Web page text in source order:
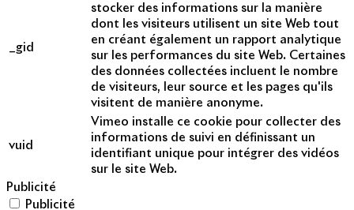
_gid
stocker des informations sur la manière
dont les visiteurs utilisent un site Web tout
en créant également un rapport analytique
sur les performances du site Web. Certaines
des données collectées incluent le nombre
de visiteurs, leur source et les pages qu'ils
visitent de manière anonyme.
vuid
Vimeo installe ce cookie pour collecter des
informations de suivi en définissant un
identifiant unique pour intégrer des vidéos
sur le site Web.
Publicité
Publicité